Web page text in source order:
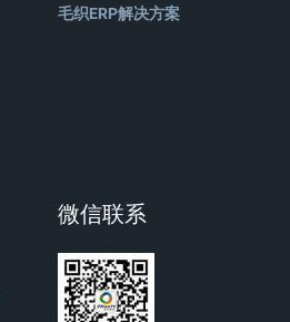
毛织ERP解决方案
微信联系